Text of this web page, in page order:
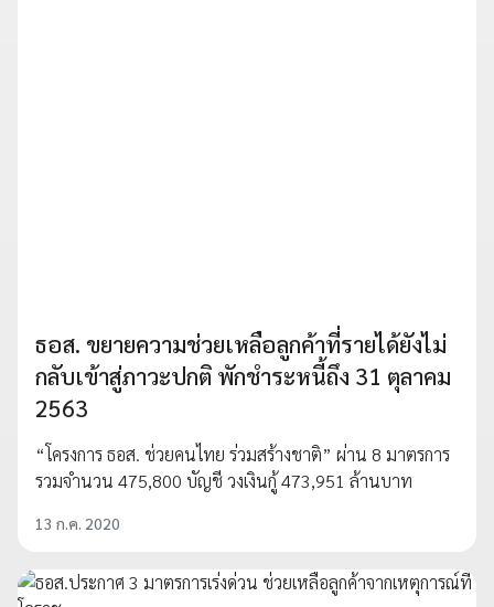
ธอส. ขยายความช่วยเหลือลูกค้าที่รายได้ยังไม่
กลับเข้าสู่ภาวะปกติ พักชำระหนี้ถึง 31 ตุลาคม
2563
“โครงการ ธอส. ช่วยคนไทย ร่วมสร้างชาติ” ผ่าน 8 มาตรการ
รวมจำนวน 475,800 บัญชี วงเงินกู้ 473,951 ล้านบาท
13 ก.ค. 2020